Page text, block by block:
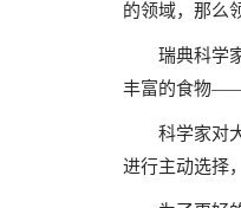
的领域，那么
瑞典科学
丰富的食物——
科学家对
进行主动选择